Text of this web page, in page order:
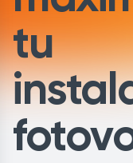
tu